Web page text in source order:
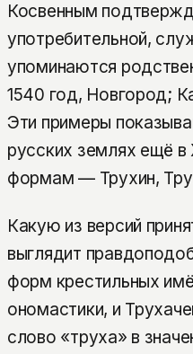
Косвенным
употребительной,
упоминаются
1540 год, Новгород;
Эти примеры
русских землях ещё
формам — Трухин,
Какую из версий
выглядит
форм крестильных
ономастики, и
слово «труха» в